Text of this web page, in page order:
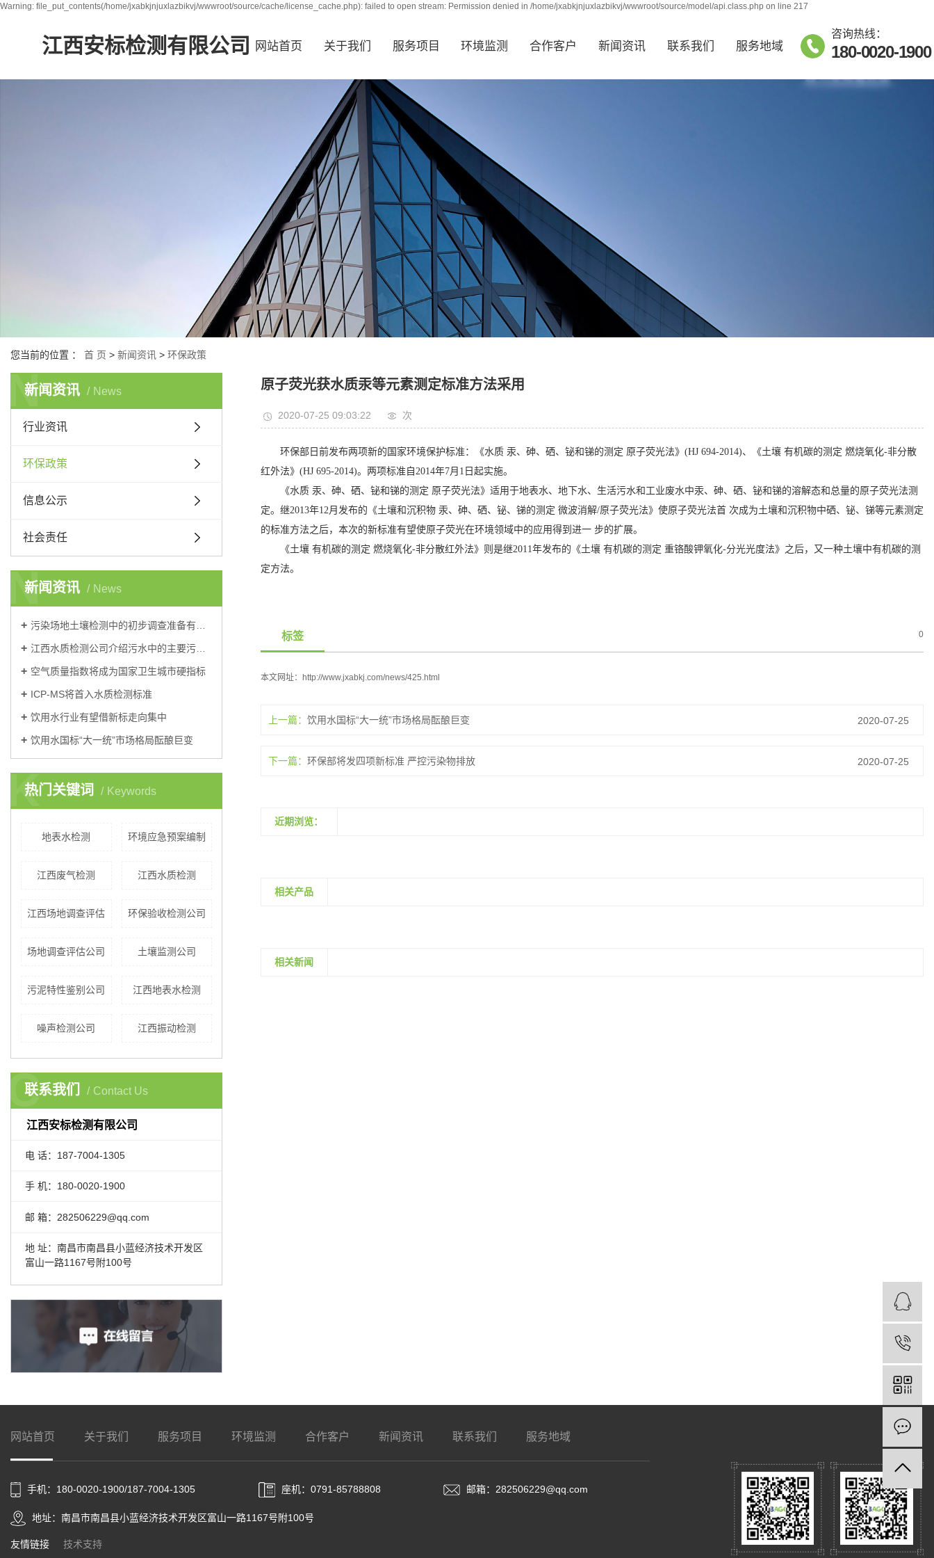
Warning: file_put_contents(/home/jxabkjnjuxlazbikvj/wwwroot/source/cache/license_cache.php): failed to open stream: Permission denied in /home/jxabkjnjuxlazbikvj/wwwroot/source/model/api.class.php on line 217
江西安标检测有限公司 网站首页 关于我们 服务项目 环境监测 合作客户 新闻资讯 联系我们 服务地域
咨询热线：
180-0020-1900
您当前的位置 ： 首 页 > 新闻资讯 > 环保政策
新闻资讯 News
N
行业资讯
环保政策
信息公示
社会责任
新闻资讯 News
N
污染场地土壤检测中的初步调查准备有哪些？
江西水质检测公司介绍污水中的主要污染物可分为三大类？
空气质量指数将成为国家卫生城市硬指标
ICP-MS将首入水质检测标准
饮用水行业有望借新标走向集中
饮用水国标“大一统”市场格局酝酿巨变
热门关键词 Keywords
K
地表水检测 环境应急预案编制
江西废气检测 江西水质检测
江西场地调查评估 环保验收检测公司
场地调查评估公司 土壤监测公司
污泥特性鉴别公司 江西地表水检测
噪声检测公司 江西振动检测
联系我们 Contact Us
C
江西安标检测有限公司
电 话：187-7004-1305
手 机：180-0020-1900
邮 箱：282506229@qq.com
地 址：南昌市南昌县小蓝经济技术开发区
富山一路1167号附100号
原子荧光获水质汞等元素测定标准方法采用
2020-07-25 09:03:22 次
环保部日前发布两项新的国家环境保护标准：《水质 汞、砷、硒、铋和锑的测定 原子荧光法》(HJ 694-2014)、《土壤 有机碳的测定 燃烧氧化-非分散
红外法》(HJ 695-2014)。两项标准自2014年7月1日起实施。
《水质 汞、砷、硒、铋和锑的测定 原子荧光法》适用于地表水、地下水、生活污水和工业废水中汞、砷、硒、铋和锑的溶解态和总量的原子荧光法测
定。继2013年12月发布的《土壤和沉积物 汞、砷、硒、铋、锑的测定 微波消解/原子荧光法》使原子荧光法首 次成为土壤和沉积物中硒、铋、锑等元素测定
的标准方法之后，本次的新标准有望使原子荧光在环境领域中的应用得到进一 步的扩展。
《土壤 有机碳的测定 燃烧氧化-非分散红外法》则是继2011年发布的《土壤 有机碳的测定 重铬酸钾氧化-分光光度法》之后，又一种土壤中有机碳的测
定方法。
标签 0
本文网址： http://www.jxabkj.com/news/425.html
上一篇： 饮用水国标“大一统”市场格局酝酿巨变 2020-07-25
下一篇： 环保部将发四项新标准 严控污染物排放 2020-07-25
近期浏览：
相关产品
相关新闻
网站首页 关于我们 服务项目 环境监测 合作客户 新闻资讯 联系我们 服务地域
手机：180-0020-1900/187-7004-1305 座机：0791-85788808 邮箱：282506229@qq.com
地址：南昌市南昌县小蓝经济技术开发区富山一路1167号附100号
友情链接 技术支持